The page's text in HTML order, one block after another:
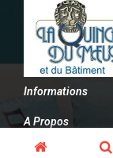
Informations
A Propos
Contact